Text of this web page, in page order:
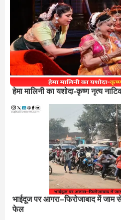
हेमा मालिनी का यशोदा-कृष्ण नृत्य
भाईदूज पर आगरा–फिरोजाबाद में जाम
फेल